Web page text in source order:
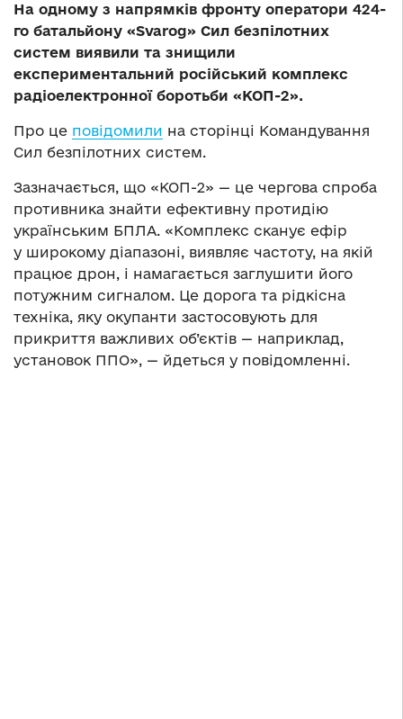
На одному з напрямків фронту оператори 424-
го батальйону «Svarog» Сил безпілотних
систем виявили та знищили
експериментальний російський комплекс
радіоелектронної боротьби «КОП-2».
Про це повідомили на сторінці Командування
Сил безпілотних систем.
Зазначається, що «КОП-2» — це чергова спроба
противника знайти ефективну протидію
українським БПЛА. «Комплекс сканує ефір
у широкому діапазоні, виявляє частоту, на якій
працює дрон, і намагається заглушити його
потужним сигналом. Це дорога та рідкісна
техніка, яку окупанти застосовують для
прикриття важливих об’єктів — наприклад,
установок ППО», — йдеться у повідомленні.